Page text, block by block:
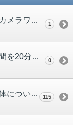
コロナイズ・レイヴ中の竜騎士のカメラワークについて 1
コールワイバーンのリキャスト時間を20分から5分に短縮してください。 0
飛竜の仕様や挙動、要望、飛竜自体について 115